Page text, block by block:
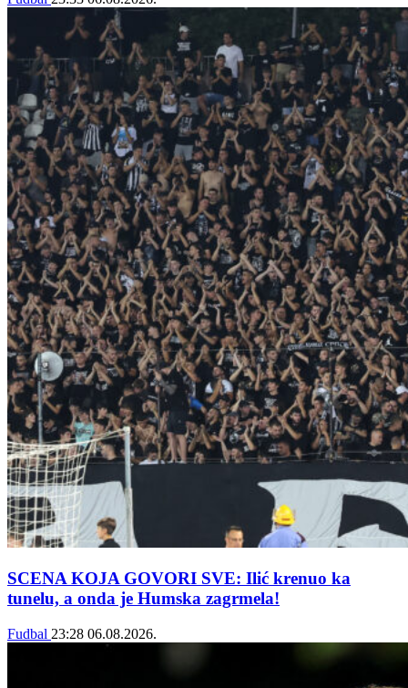
SCENA KOJA GOVORI SVE: Ilić krenuo ka
tunelu, a onda je Humska zagrmela!
Fudbal 23:28 06.08.2026.